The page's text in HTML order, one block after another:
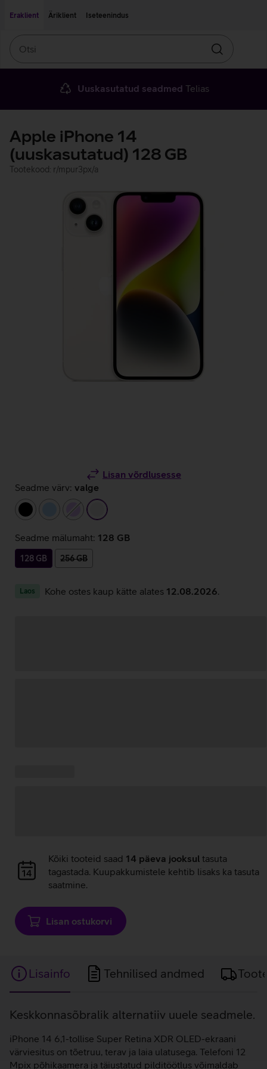
Eraklient
Äriklient Iseteenindus
Otsin
Uuskasutatud seadmed Telias
Apple iPhone 14
(uuskasutatud) 128 GB
Tootekood: r/mpur3px/a
Lisan võrdlusesse
Seadme värv: valge
must
helesininehelelillavalge
Seadme mälumaht: 128 GB
128 GB 256 GB
Laos Kohe ostes kaup kätte alates 12.08.2026
Andmete
laadimine
Kõiki tooteid saad 14 päeva jooksul tasuta
tagastada. Kuupakkumistele kehtib lisaks ka tasuta
saatmine.
Lisan ostukorvi
Lisainfo Tehnilised andmed
Lisainfo
Keskkonnasõbralik alternatiiv uuele seadmele.
iPhone 14 6,1-tollise Super Retina XDR OLED-ekraani
värviesitus on tõetruu, terav ja laia ulatusega. Telefoni 12
Mpix põhikaamera ja täiustatud pilditöötlus võimaldab